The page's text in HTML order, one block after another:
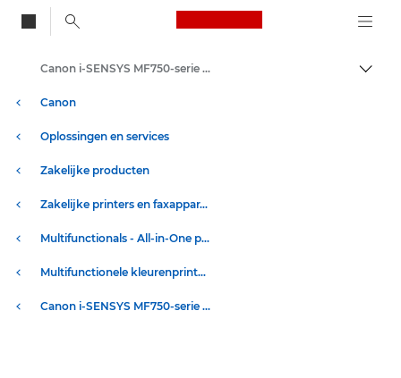
Canon Logo, back
Canon
Oplossingen en services
Zakelijke producten
Zakelijke printers en faxapparaten
Multifunctionals - All-in-One printers
Multifunctionele kleurenprinters
Canon i-SENSYS MF750-serie - Kleurenprinters voor kantoren
Canon i-SENSYS MF750-serie - Kleurenprinters voor kantoren